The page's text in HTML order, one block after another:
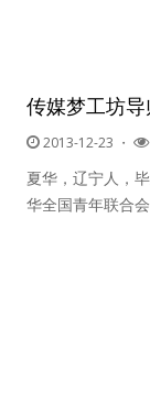
传媒梦工坊
2013-12-23 ・
夏华，辽宁人，
华全国青年联合